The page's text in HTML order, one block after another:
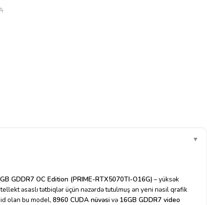
▼
GDDR7 OC Edition (PRIME-RTX5070TI-O16G) – yüksək
əsaslı tətbiqlər üçün nəzərdə tutulmuş ən yeni nəsil qrafik
olan bu model, 8960 CUDA nüvəsivə 16GB GDDR7 video